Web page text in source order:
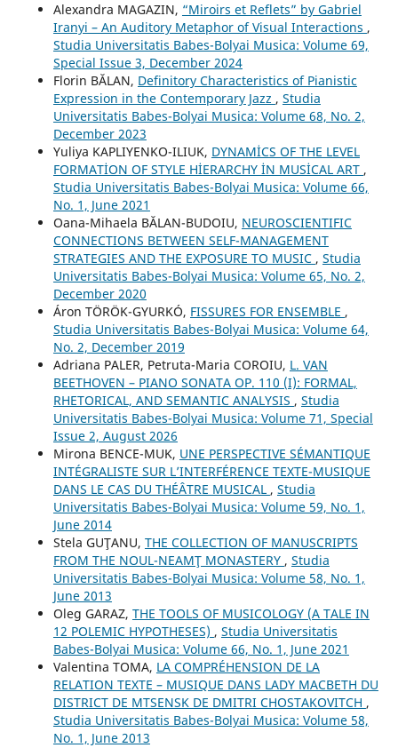
Alexandra MAGAZIN, “Miroirs et Reflets” by Gabriel
Iranyi – An Auditory Metaphor of Visual Interactions ,
Studia Universitatis Babes-Bolyai Musica: Volume 69,
Special Issue 3, December 2024
Florin BĂLAN, Definitory Characteristics of Pianistic
Expression in the Contemporary Jazz , Studia
Universitatis Babes-Bolyai Musica: Volume 68, No. 2,
December 2023
Yuliya KAPLIYENKO-ILIUK, DYNAMİCS OF THE LEVEL
FORMATİON OF STYLE HİERARCHY İN MUSİCAL ART ,
Studia Universitatis Babes-Bolyai Musica: Volume 66,
No. 1, June 2021
Oana-Mihaela BĂLAN-BUDOIU, NEUROSCIENTIFIC
CONNECTIONS BETWEEN SELF-MANAGEMENT
STRATEGIES AND THE EXPOSURE TO MUSIC , Studia
Universitatis Babes-Bolyai Musica: Volume 65, No. 2,
December 2020
Áron TÖRÖK-GYURKÓ, FISSURES FOR ENSEMBLE ,
Studia Universitatis Babes-Bolyai Musica: Volume 64,
No. 2, December 2019
Adriana PALER, Petruta-Maria COROIU, L. VAN
BEETHOVEN – PIANO SONATA OP. 110 (I): FORMAL,
RHETORICAL, AND SEMANTIC ANALYSIS , Studia
Universitatis Babes-Bolyai Musica: Volume 71, Special
Issue 2, August 2026
Mirona BENCE-MUK, UNE PERSPECTIVE SÉMANTIQUE
INTÉGRALISTE SUR L’INTERFÉRENCE TEXTE-MUSIQUE
DANS LE CAS DU THÉÂTRE MUSICAL , Studia
Universitatis Babes-Bolyai Musica: Volume 59, No. 1,
June 2014
Stela GUŢANU, THE COLLECTION OF MANUSCRIPTS
FROM THE NOUL-NEAMŢ MONASTERY , Studia
Universitatis Babes-Bolyai Musica: Volume 58, No. 1,
June 2013
Oleg GARAZ, THE TOOLS OF MUSICOLOGY (A TALE IN
12 POLEMIC HYPOTHESES) , Studia Universitatis
Babes-Bolyai Musica: Volume 66, No. 1, June 2021
Valentina TOMA, LA COMPRÉHENSION DE LA
RELATION TEXTE – MUSIQUE DANS LADY MACBETH DU
DISTRICT DE MTSENSK DE DMITRI CHOSTAKOVITCH ,
Studia Universitatis Babes-Bolyai Musica: Volume 58,
No. 1, June 2013